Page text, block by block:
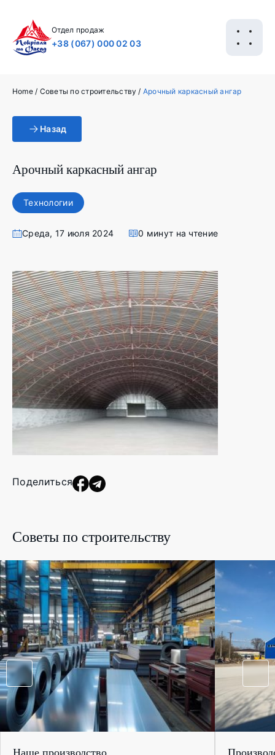
Отдел продаж
+38 (067) 000 02 03
Home/ Советы по строительству / Арочный каркасный ангар
Назад
Арочный каркасный ангар
Технологии
Среда, 17 июля 2024 0 минут на чтение
Поделиться
Советы по строительству
Наше производство